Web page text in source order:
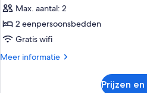
kamer,
niet-
roken
Side)
Max. aantal: 2
2 eenpersoonsbedden
Gratis wifi
Meer informatie
Meer
Prijzen